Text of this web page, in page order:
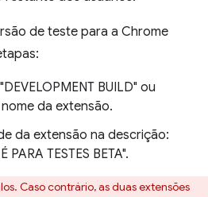
de teste para a Chrome
BUILD" ou
da extensão.
da extensão na descrição:
PARA TESTES BETA".
Caso contrário, as duas extensões